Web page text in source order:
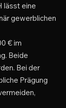
lässt eine
gewerblichen
€ im
Beide
Bei der
Prägung